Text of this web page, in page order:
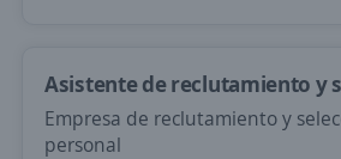
Asistente de reclutamiento y
Empresa de reclutamiento y
personal